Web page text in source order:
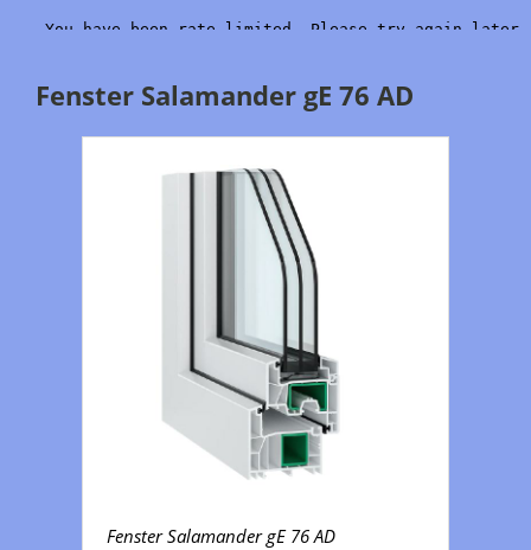
Fenster Salamander gE 76 AD
Fenster Salamander gE 76 AD